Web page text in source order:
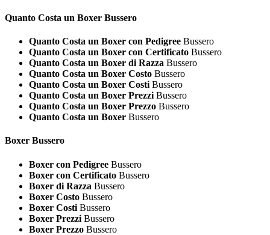
Quanto Costa un Boxer Bussero
Quanto Costa un Boxer con Pedigree Bussero
Quanto Costa un Boxer con Certificato Bussero
Quanto Costa un Boxer di Razza Bussero
Quanto Costa un Boxer Costo Bussero
Quanto Costa un Boxer Costi Bussero
Quanto Costa un Boxer Prezzi Bussero
Quanto Costa un Boxer Prezzo Bussero
Quanto Costa un Boxer Bussero
Boxer Bussero
Boxer con Pedigree Bussero
Boxer con Certificato Bussero
Boxer di Razza Bussero
Boxer Costo Bussero
Boxer Costi Bussero
Boxer Prezzi Bussero
Boxer Prezzo Bussero